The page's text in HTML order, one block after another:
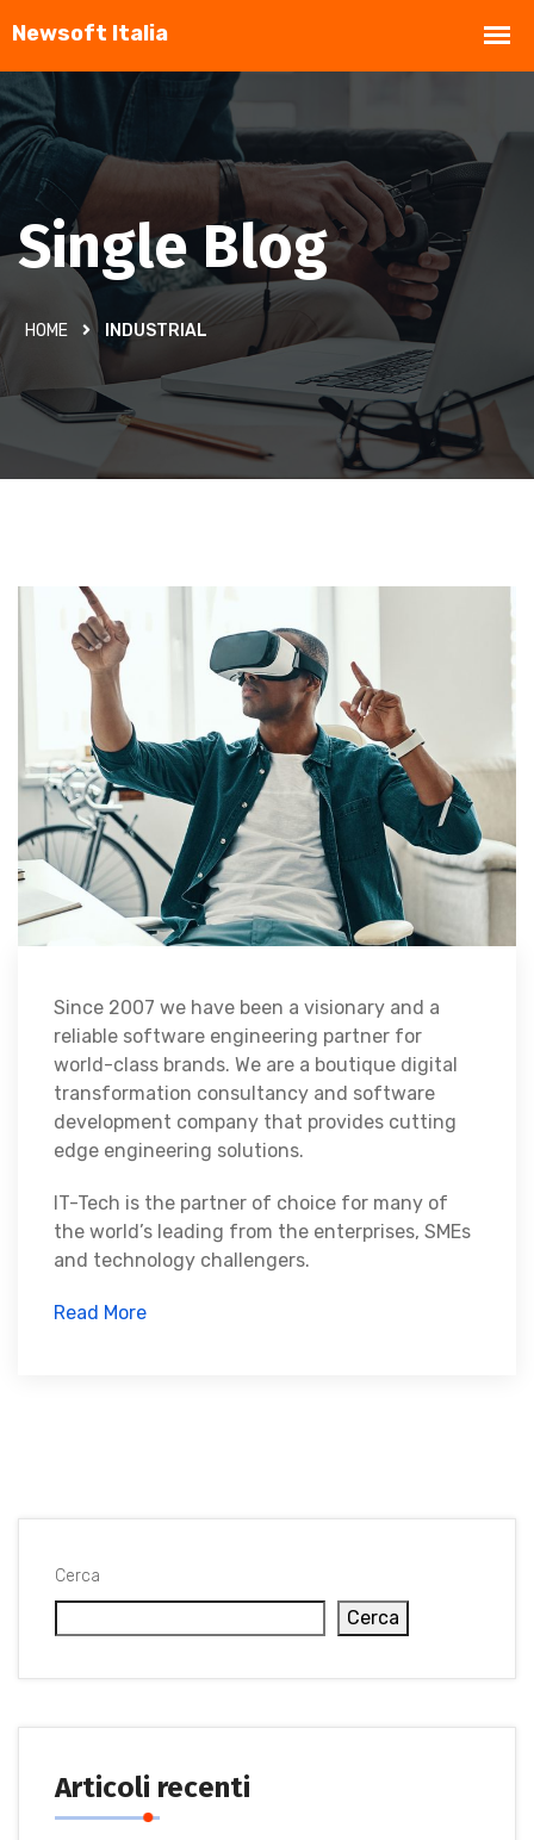
Single Blog
HOME INDUSTRIAL
Since 2007 we have been a visionary and a
reliable software engineering partner for
world-class brands. We are a boutique digital
transformation consultancy and software
development company that provides cutting
edge engineering solutions.
IT-Tech is the partner of choice for many of
the world’s leading from the enterprises, SMEs
and technology challengers.
Read More
Cerca
Cerca
Articoli recenti